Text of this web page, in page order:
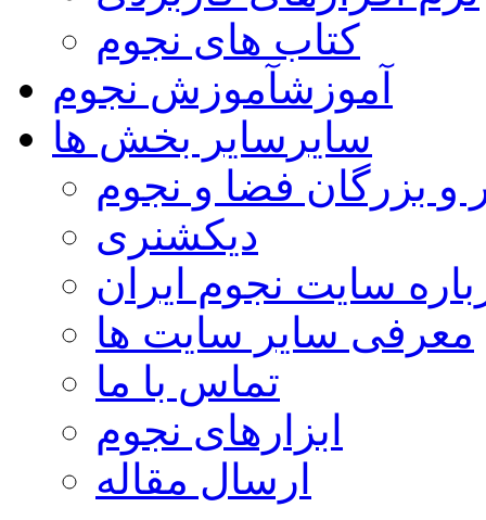
کتاب های نجوم
آموزشآموزش نجوم
سایر سایر بخش ها
و بزرگان فضا و نجوم
دیکشنری
سایت نجوم ایران
معرفی سایر سایت ها
تماس با ما
ابزارهای نجوم
ارسال مقاله